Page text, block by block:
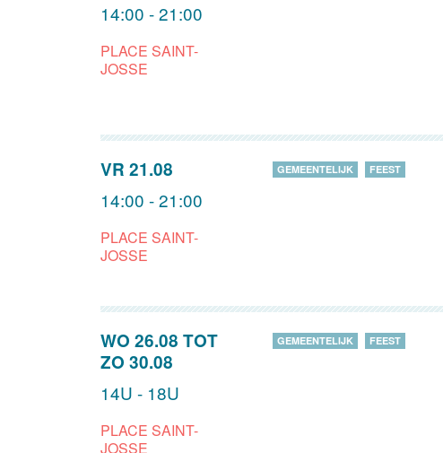
14:00 - 21:00
PLACE SAINT-
JOSSE
VR 21.08
14:00 - 21:00
PLACE SAINT-
JOSSE
GEMEENTELIJK FEEST
WO 26.08 TOT
ZO 30.08
14U - 18U
PLACE SAINT-
JOSSE
GEMEENTELIJK FEEST